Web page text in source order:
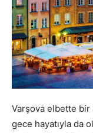
Varşova elbette
gece hayatıyla da